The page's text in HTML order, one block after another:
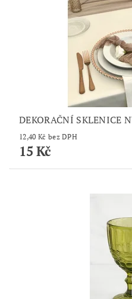
DEKORAČNÍ SKLENICE
12,40 Kč bez DPH
15 Kč